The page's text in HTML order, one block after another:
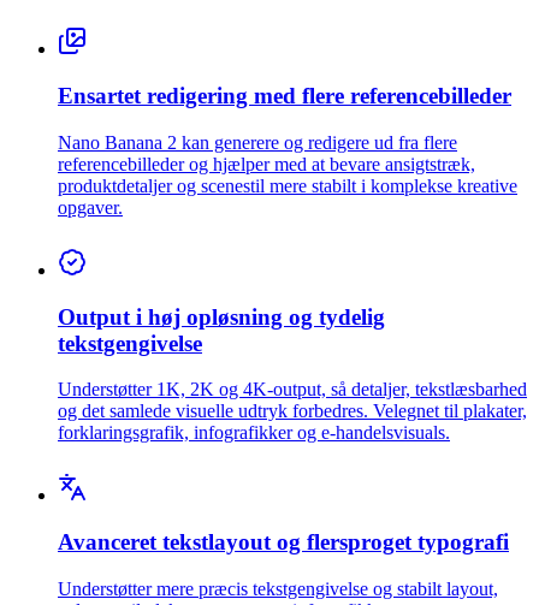
Ensartet redigering med flere referencebilleder
Nano Banana 2 kan generere og redigere ud fra flere
referencebilleder og hjælper med at bevare ansigtstræk,
produktdetaljer og scenestil mere stabilt i komplekse kreative
opgaver.
Output i høj opløsning og tydelig
tekstgengivelse
Understøtter 1K, 2K og 4K-output, så detaljer, tekstlæsbarhed
og det samlede visuelle udtryk forbedres. Velegnet til plakater,
forklaringsgrafik, infografikker og e-handelsvisuals.
Avanceret tekstlayout og flersproget typografi
Understøtter mere præcis tekstgengivelse og stabilt layout,